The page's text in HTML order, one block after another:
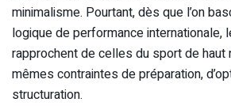
minimalisme. Pourtant, dès que l’on
logique de performance internationale,
rapprochent de celles du sport de haut
mêmes contraintes de préparation,
structuration.